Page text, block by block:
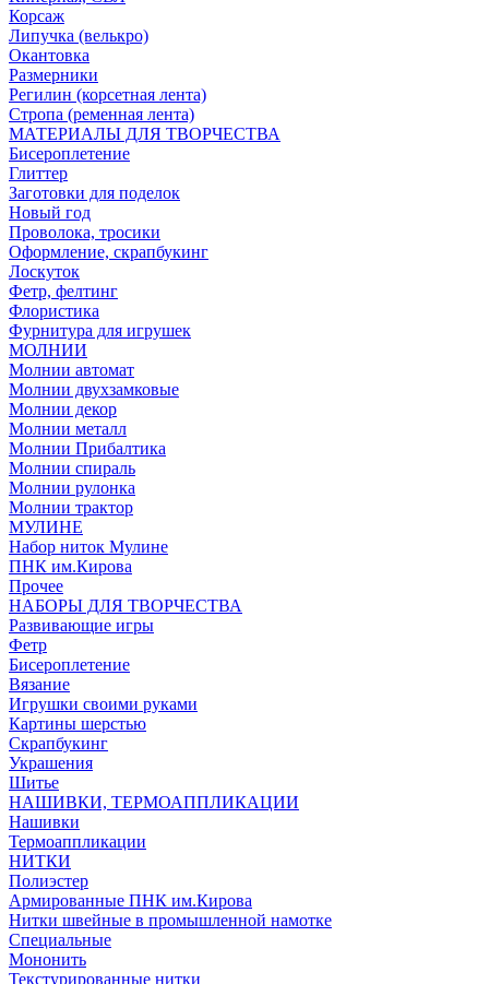
Корсаж
Липучка (велькро)
Окантовка
Размерники
Регилин (корсетная лента)
Стропа (ременная лента)
МАТЕРИАЛЫ ДЛЯ ТВОРЧЕСТВА
Бисероплетение
Глиттер
Заготовки для поделок
Новый год
Проволока, тросики
Оформление, скрапбукинг
Лоскуток
Фетр, фелтинг
Флористика
Фурнитура для игрушек
МОЛНИИ
Молнии автомат
Молнии двухзамковые
Молнии декор
Молнии металл
Молнии Прибалтика
Молнии спираль
Молнии рулонка
Молнии трактор
МУЛИНЕ
Набор ниток Мулине
ПНК им.Кирова
Прочее
НАБОРЫ ДЛЯ ТВОРЧЕСТВА
Развивающие игры
Фетр
Бисероплетение
Вязание
Игрушки своими руками
Картины шерстью
Скрапбукинг
Украшения
Шитье
НАШИВКИ, ТЕРМОАППЛИКАЦИИ
Нашивки
Термоаппликации
НИТКИ
Полиэстер
Армированные ПНК им.Кирова
Нитки швейные в промышленной намотке
Специальные
Мононить
Текстурированные нитки